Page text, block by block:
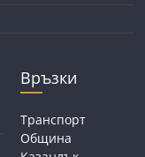
Връзки
Транспорт
Община